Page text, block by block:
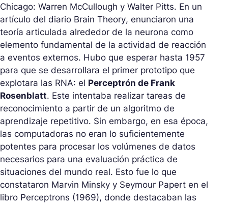
Chicago: Warren McCullough y Walter Pitts. En un
artículo del diario Brain Theory, enunciaron una
teoría articulada alrededor de la neurona como
elemento fundamental de la actividad de reacción
a eventos externos. Hubo que esperar hasta 1957
para que se desarrollara el primer prototipo que
explotara las RNA: el Perceptrón de Frank
Rosenblatt. Este intentaba realizar tareas de
reconocimiento a partir de un algoritmo de
aprendizaje repetitivo. Sin embargo, en esa época,
las computadoras no eran lo suficientemente
potentes para procesar los volúmenes de datos
necesarios para una evaluación práctica de
situaciones del mundo real. Esto fue lo que
constataron Marvin Minsky y Seymour Papert en el
libro Perceptrons (1969), donde destacaban las